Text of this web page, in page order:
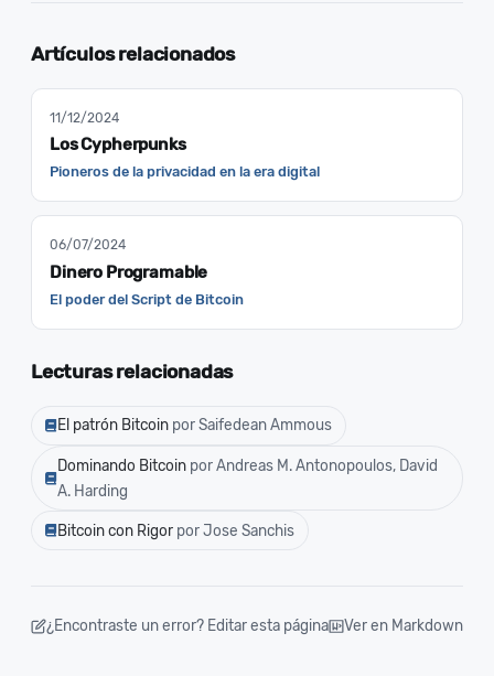
Artículos relacionados
11/12/2024
Los Cypherpunks
Pioneros de la privacidad en la era digital
06/07/2024
Dinero Programable
El poder del Script de Bitcoin
Lecturas relacionadas
El patrón Bitcoin por Saifedean Ammous
Dominando Bitcoin por Andreas M. Antonopoulos, David
A. Harding
Bitcoin con Rigor por Jose Sanchis
¿Encontraste un error? Editar esta página Ver en Markdown